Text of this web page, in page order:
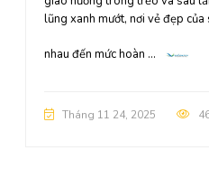
lũng xanh mướt, nơi vẻ đẹp
nhau đến mức hoàn ...
Tháng 11 24, 2025